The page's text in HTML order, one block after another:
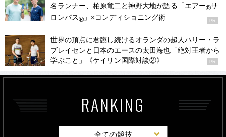
名ランナー、柏原竜二と神野大地が語る「エアー®サ
ロンパス® 」×コンディショニング術 PR
世界の頂点に君臨し続けるオランダの超人ハリー・ラ
ブレイセンと日本のエースの太田海也「絶対王者から
学ぶこと」《ケイリン国際対談②》
PR
RANKING
全ての競技